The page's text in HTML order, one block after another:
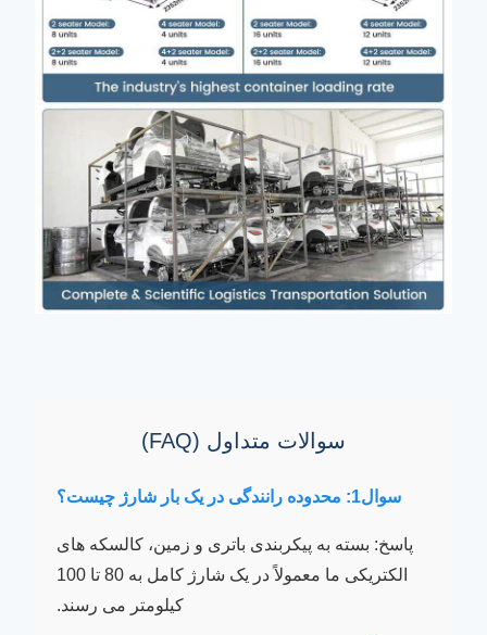
سوالات متداول (FAQ)
سوال1: محدوده رانندگی در یک بار شارژ چیست؟
پاسخ: بسته به پیکربندی باتری و زمین، کالسکه های
الکتریکی ما معمولاً در یک شارژ کامل به 80 تا 100
کیلومتر می رسند.